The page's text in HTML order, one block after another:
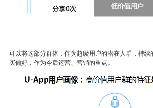
可以将这部分群体，作为超级用户的潜在人群，持续
买偏好，作为今后运营、营销的重点。